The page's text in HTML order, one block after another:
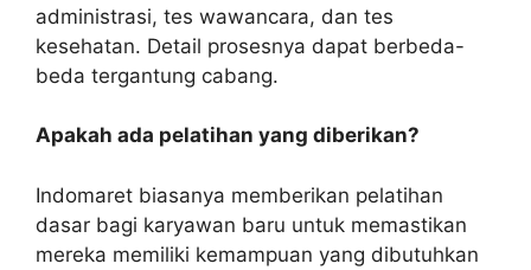
administrasi, tes wawancara, dan tes
kesehatan. Detail prosesnya dapat berbeda-
beda tergantung cabang.
Apakah ada pelatihan yang diberikan?
Indomaret biasanya memberikan pelatihan
dasar bagi karyawan baru untuk memastikan
mereka memiliki kemampuan yang dibutuhkan